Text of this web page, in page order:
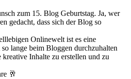
zum 15. Blog Geburtstag. Ja, wer
gedacht, dass sich der Blog so
Onlinewelt ist es eine
lange beim Bloggen durchzuhalten
kreative Inhalte zu erstellen und zu
🥂